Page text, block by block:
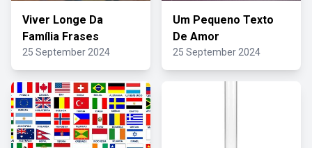
Viver Longe Da
Família Frases
25 September 2024
Um Pequeno Texto
De Amor
25 September 2024